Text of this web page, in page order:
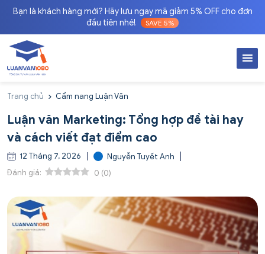
Bạn là khách hàng mới? Hãy lưu ngay mã giảm 5% OFF cho đơn
đầu tiên nhé!
SAVE 5%
Trang chủ Cẩm nang Luận Văn
Luận văn Marketing: Tổng hợp đề tài hay
và cách viết đạt điểm cao
12 Tháng 7, 2026
Nguyễn Tuyết Anh
Đánh giá:
0 (0)